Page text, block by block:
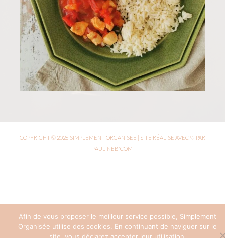
COPYRIGHT © 2026 SIMPLEMENT ORGANISÉE | SITE RÉALISÉ AVEC ♡ PAR
PAULINEB'COM
Afin de vous proposer le meilleur service possible, Simplement
Organisée utilise des cookies. En continuant de naviguer sur le